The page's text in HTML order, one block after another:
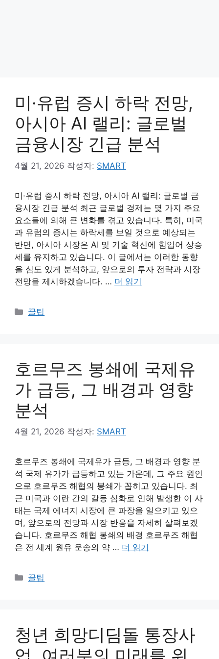
미·유럽 증시 하락 전망,
아시아 AI 랠리: 글로벌
금융시장 긴급 분석
4월 21, 2026 작성자: SMART
미·유럽 증시 하락 전망, 아시아 AI 랠리: 글로벌 금
융시장 긴급 분석 최근 글로벌 경제는 몇 가지 주요
요소들에 의해 큰 변화를 겪고 있습니다. 특히, 미국
과 유럽의 증시는 하락세를 보일 것으로 예상되는
반면, 아시아 시장은 AI 및 기술 혁신에 힘입어 상승
세를 유지하고 있습니다. 이 글에서는 이러한 동향
을 심도 있게 분석하고, 앞으로의 투자 전략과 시장
전망을 제시하겠습니다. … 더 읽기
카
꿀팁
호르무즈 봉쇄에 국제유
가 급등, 그 배경과 영향
분석
4월 21, 2026 작성자: SMART
호르무즈 봉쇄에 국제유가 급등, 그 배경과 영향 분
석 국제 유가가 급등하고 있는 가운데, 그 주요 원인
으로 호르무즈 해협의 봉쇄가 꼽히고 있습니다. 최
근 미국과 이란 간의 갈등 심화로 인해 발생한 이 사
태는 국제 에너지 시장에 큰 파장을 일으키고 있으
며, 앞으로의 전망과 시장 반응을 자세히 살펴보겠
습니다. 호르무즈 해협 봉쇄의 배경 호르무즈 해협
은 전 세계 원유 운송의 약 … 더 읽기
카
꿀팁
청년 희망디딤돌 통장사